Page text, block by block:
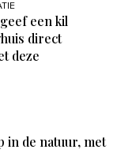
een kil
direct
deze
in de natuur, met